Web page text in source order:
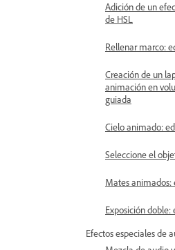
Adición de un
de HSL
Rellenar marco:
Creación de un
animación en
guiada
Cielo animado:
Seleccione el
Mates animados:
Exposición doble:
Efectos especiales de